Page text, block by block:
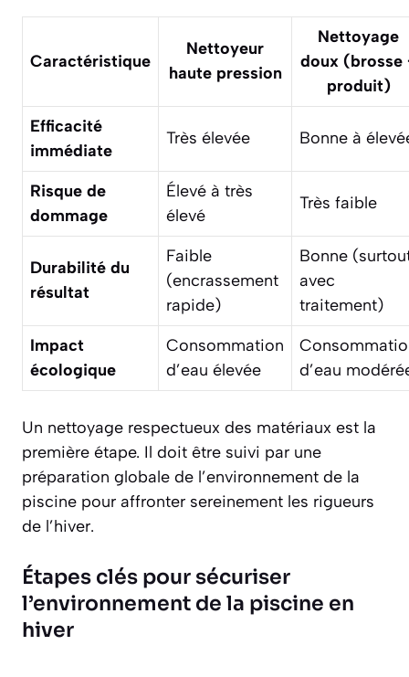
Caractéristique
Nettoyeur
haute pression
Nettoyage
doux (brosse
produit)
Efficacité
immédiate
Très élevée Bonne à
Risque de
dommage
Élevé à très
élevé
Très faible
Durabilité du
résultat
Faible
(encrassement
rapide)
Bonne
avec
traitement)
Impact
écologique
Consommation
d’eau élevée
d’eau
Un nettoyage respectueux des matériaux est la
première étape. Il doit être suivi par une
préparation globale de l’environnement de la
piscine pour affronter sereinement les rigueurs
de l’hiver.
Étapes clés pour sécuriser
l’environnement de la piscine en
hiver